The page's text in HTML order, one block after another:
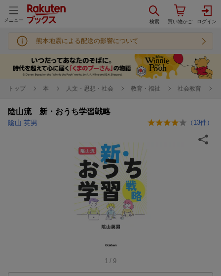
メニュー
熊本地震による配送の影響について
トップ 本 人文・思想・社会 教育・福祉 社会教育
陰山流 新・おうち学習戦略
陰山 英男 （ 13件）
1 / 9